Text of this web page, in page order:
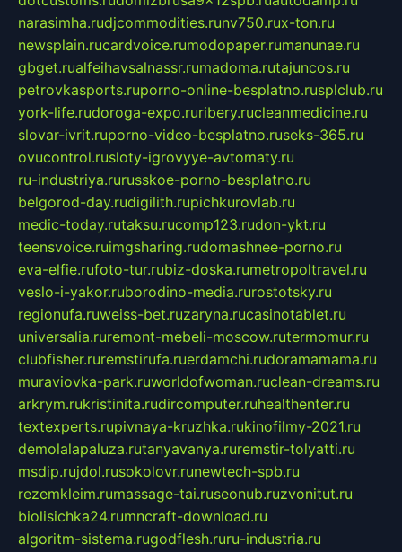
narasimha.rudjcommodities.runv750.rux-ton.ru
newsplain.rucardvoice.rumodopaper.rumanunae.ru
gbget.rualfeihavsalnassr.rumadoma.rutajuncos.ru
petrovkasports.ruporno-online-besplatno.rusplclub.ru
york-life.rudoroga-expo.ruribery.rucleanmedicine.ru
slovar-ivrit.ruporno-video-besplatno.ruseks-365.ru
ovucontrol.rusloty-igrovyye-avtomaty.ru
ru-industriya.rurusskoe-porno-besplatno.ru
belgorod-day.rudigilith.rupichkurovlab.ru
medic-today.rutaksu.rucomp123.rudon-ykt.ru
teensvoice.ruimgsharing.rudomashnee-porno.ru
eva-elfie.rufoto-tur.rubiz-doska.rumetropoltravel.ru
veslo-i-yakor.ruborodino-media.rurostotsky.ru
regionufa.ruweiss-bet.ruzaryna.rucasinotablet.ru
universalia.ruremont-mebeli-moscow.rutermomur.ru
clubfisher.ruremstirufa.ruerdamchi.rudoramamama.ru
muraviovka-park.ruworldofwoman.ruclean-dreams.ru
arkrym.rukristinita.rudircomputer.ruhealthenter.ru
textexperts.rupivnaya-kruzhka.rukinofilmy-2021.ru
demolalapaluza.rutanyavanya.ruremstir-tolyatti.ru
msdip.rujdol.rusokolovr.runewtech-spb.ru
rezemkleim.rumassage-tai.ruseonub.ruzvonitut.ru
biolisichka24.rumncraft-download.ru
algoritm-sistema.rugodflesh.ruru-industria.ru